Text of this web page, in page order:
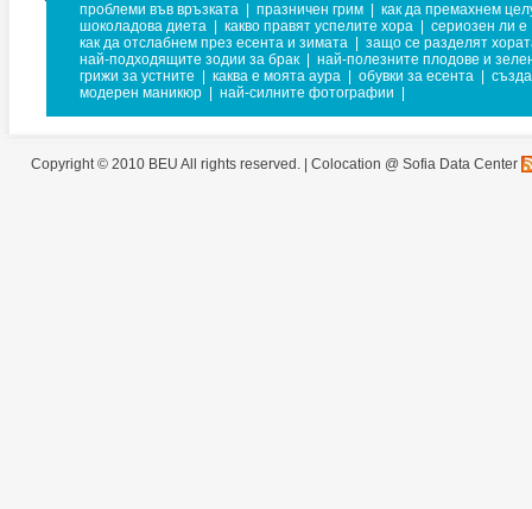
проблеми във връзката празничен грим
как да премахнем
шоколадова диета
какво правят успелите хора
сериозен ли е
как да отслабнем през есента и зимата
защо се разделят
най-подходящите зодии за брак
най-полезните плодове и
грижи за устните
каква е моята аура обувки за есента
модерен маникюр
най-силните фотографии
Copyright © 2010 BEU All rights reserved. | Colocation @ Sofia Data Center